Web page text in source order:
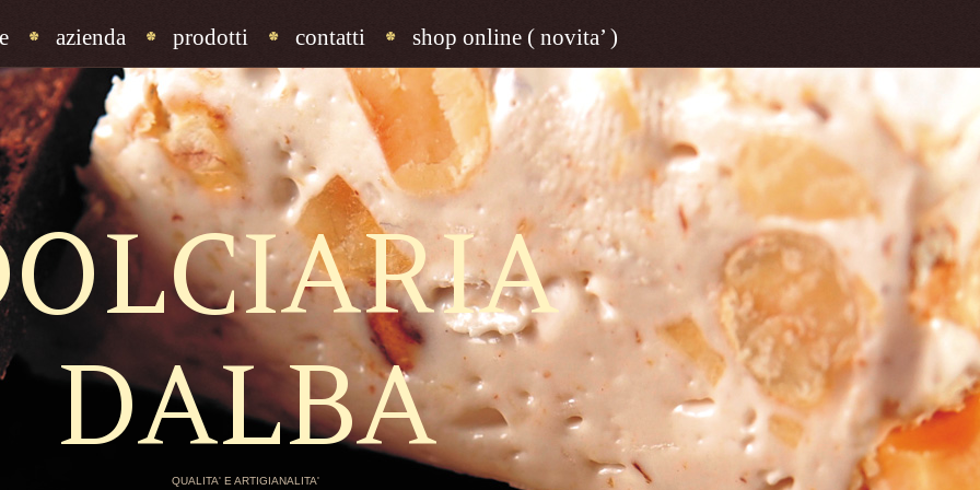
azienda prodotti contatti shop online ( novita’ )
DALBA
QUALITA' E ARTIGIANALITA'